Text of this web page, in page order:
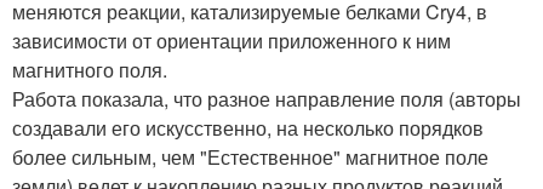
меняются реакции, катализируемые белками Cry4, в
зависимости от ориентации приложенного к ним
магнитного поля.
Работа показала, что разное направление поля (авторы
создавали его искусственно, на несколько порядков
более сильным, чем "Естественное" магнитное поле